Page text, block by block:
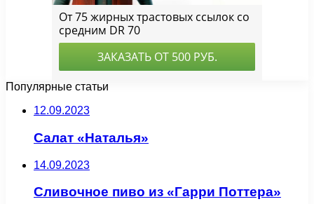
Популярные статьи
12.09.2023
Салат «Наталья»
14.09.2023
Сливочное пиво из «Гарри Поттера»